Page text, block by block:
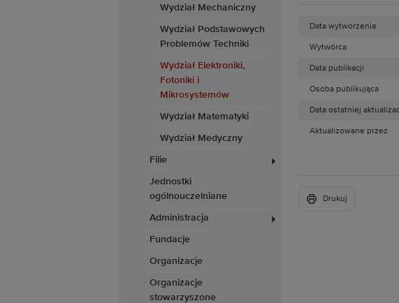
Wydział Mechaniczny
Wydział Podstawowych
Problemów Techniki
Wydział Elektroniki,
Fotoniki i
Mikrosystemów
Wydział Matematyki
Wydział Medyczny
Filie
Jednostki
ogólnouczelniane
Administracja
Fundacje
Organizacje
Organizacje
stowarzyszone
Data wytworzenia
Wytwórca
Data publikacji
Osoba publikująca
Data ostatniej
Aktualizowane przez
Drukuj